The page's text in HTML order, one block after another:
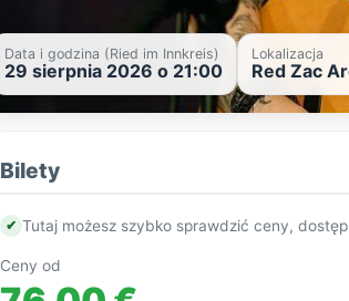
Data i godzina (Ried im Innkreis)
29 sierpnia 2026 o 21:00
Lokalizacja
Red Zac
Bilety
✔ Tutaj możesz szybko sprawdzić ceny,
Ceny od